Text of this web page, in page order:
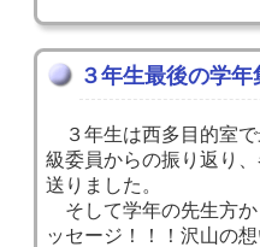
３年生最後の学年
３年生は西多目的室で
級委員からの振り返り
送りました。
そして学年の先生方か
ッセージ！！！沢山の